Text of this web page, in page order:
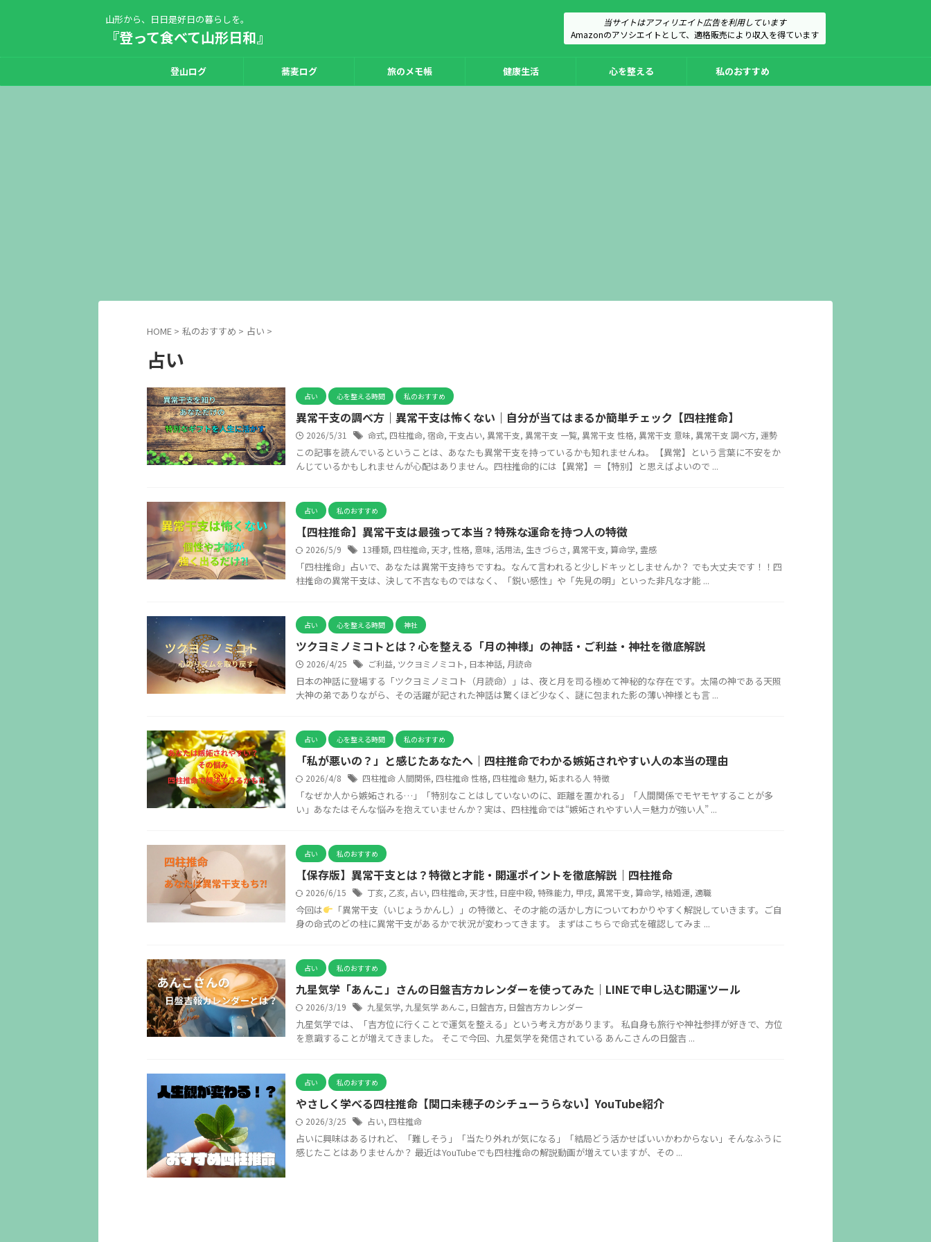
山形から、日日是好日の暮らしを。
『登って食べて山形日和』
当サイトはアフィリエイト広告を利用しています
Amazonのアソシエイトとして、適格販売により収入を得ています
登山ログ 蕎麦ログ 旅のメモ帳 健康生活 心を整える 私のおすすめ
HOME > 私のおすすめ > 占い >
占い
占い 心を整える時間 私のおすすめ
異常干支の調べ方｜異常干支は怖くない｜自分が当てはまるか簡単チェック【四柱推命】
2026/5/31 命式, 四柱推命, 宿命, 干支占い, 異常干支, 異常干支 一覧, 異常干支 性格, 異常干支 意味, 異常干支 調べ方, 運勢
この記事を読んでいるということは、あなたも異常干支を持っているかも知れませんね。【異常】という言葉に不安をか
んじているかもしれませんが心配はありません。四柱推命的には【異常】＝【特別】と思えばよいので ...
占い 私のおすすめ
【四柱推命】異常干支は最強って本当？特殊な運命を持つ人の特徴
2026/5/9 13種類, 四柱推命, 天才, 性格, 意味, 活用法, 生きづらさ, 異常干支, 算命学, 霊感
「四柱推命」占いで、あなたは異常干支持ちですね。なんて言われると少しドキッとしませんか？ でも大丈夫です！！四
柱推命の異常干支は、決して不吉なものではなく、「鋭い感性」や「先見の明」といった非凡な才能 ...
占い 心を整える時間 神社
ツクヨミノミコトとは？心を整える「月の神様」の神話・ご利益・神社を徹底解説
2026/4/25 ご利益, ツクヨミノミコト, 日本神話, 月読命
日本の神話に登場する「ツクヨミノミコト（月読命）」は、夜と月を司る極めて神秘的な存在です。太陽の神である天照
大神の弟でありながら、その活躍が記された神話は驚くほど少なく、謎に包まれた影の薄い神様とも言 ...
占い 心を整える時間 私のおすすめ
「私が悪いの？」と感じたあなたへ｜四柱推命でわかる嫉妬されやすい人の本当の理由
2026/4/8 四柱推命 人間関係, 四柱推命 性格, 四柱推命 魅力, 妬まれる人 特徴
「なぜか人から嫉妬される…」「特別なことはしていないのに、距離を置かれる」「人間関係でモヤモヤすることが多
い」あなたはそんな悩みを抱えていませんか？実は、四柱推命では“嫉妬されやすい人＝魅力が強い人” ...
占い 私のおすすめ
【保存版】異常干支とは？特徴と才能・開運ポイントを徹底解説｜四柱推命
2026/6/15 丁亥, 乙亥, 占い, 四柱推命, 天才性, 日座中殺, 特殊能力, 甲戌, 異常干支, 算命学, 結婚運, 適職
今回は
「異常干支（いじょうかんし）」の特徴と、その才能の活かし方についてわかりやすく解説していきます。ご自
身の命式のどの柱に異常干支があるかで状況が変わってきます。 まずはこちらで命式を確認してみま ...
占い 私のおすすめ
九星気学「あんこ」さんの日盤吉方カレンダーを使ってみた｜LINEで申し込む開運ツール
2026/3/19 九星気学, 九星気学 あんこ, 日盤吉方, 日盤吉方カレンダー
九星気学では、「吉方位に行くことで運気を整える」という考え方があります。 私自身も旅行や神社参拝が好きで、方位
を意識することが増えてきました。 そこで今回、九星気学を発信されている あんこさんの日盤吉 ...
占い 私のおすすめ
やさしく学べる四柱推命【関口未穂子のシチューうらない】YouTube紹介
2026/3/25 占い, 四柱推命
占いに興味はあるけれど、「難しそう」「当たり外れが気になる」「結局どう活かせばいいかわからない」そんなふうに
感じたことはありませんか？ 最近はYouTubeでも四柱推命の解説動画が増えていますが、その ...